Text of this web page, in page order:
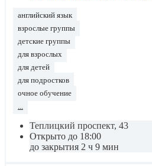
английский язык
взрослые группы
детские группы
для взрослых
для детей
для подростков
очное обучение
Теплицкий проспект, 43
Открыто до 18:00
до закрытия 2 ч 9 мин